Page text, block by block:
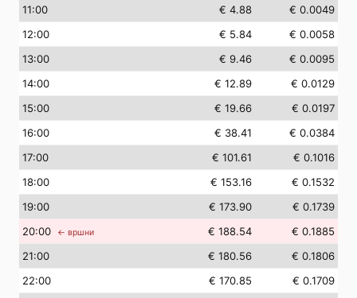
11:00 € 4.88
€ 0.0049
12:00 € 5.84
€ 0.0058
13:00 € 9.46
€ 0.0095
14:00 € 12.89
€ 0.0129
15:00 € 19.66
€ 0.0197
16:00 € 38.41
€ 0.0384
17:00 € 101.61
€ 0.1016
18:00 € 153.16
€ 0.1532
19:00 € 173.90
€ 0.1739
20:00 ← вршни € 188.54
€ 0.1885
21:00 € 180.56
€ 0.1806
22:00 € 170.85
€ 0.1709